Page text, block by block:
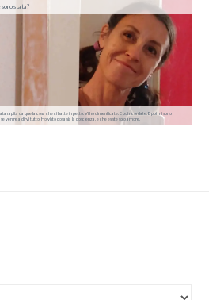
rapita da quella cosa che ci batte in petto. Vi ho dimenticate. E poi ricordate. E poi mi sono
se venire a dirvi tutto. Ho visto cosa sia la coscienza, e che esiste solo amore.
sono stata?